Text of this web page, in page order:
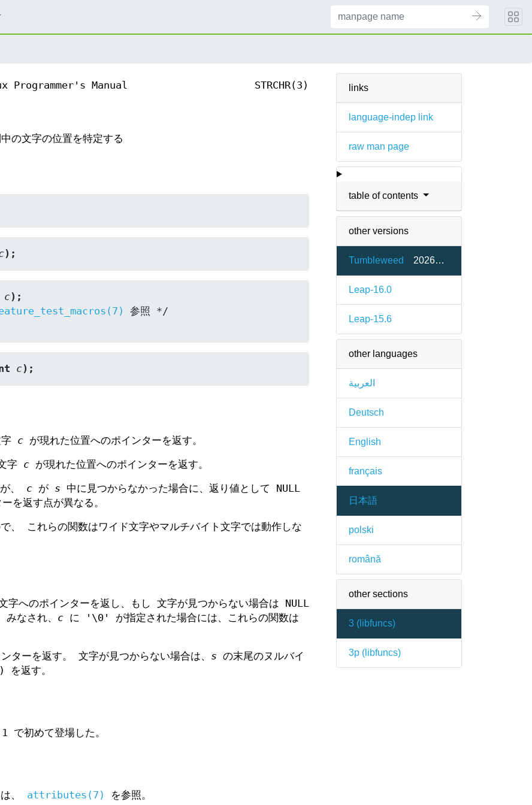
links
language-indep link
raw man page
table of contents
other versions
Tumbleweed 20260515-2.1
Leap-16.0
Leap-15.6
other languages
العربية
Deutsch
English
français
日本語
polski
română
other sections
3 ( libfuncs)
3p ( libfuncs)
Programmer's Manual STRCHR(3)
字の位置を特定する
);
c);
c);
c が現れた位置へのポインターを返す。
字 c が現れた位置へのポインターを返す。
、 c が s 中に見つからなかった場合に、返り値として NULL
を返す点が異なる。
、 これらの関数はワイド文字やマルチバイト文字では動作しな
字へのポインターを返し、もし 文字が見つからない場合は NULL
なされ、 c に '\0' が指定された場合には、これらの関数は
ターを返す。 文字が見つからない場合は、 s の末尾のヌルバイ
) を返す。
初めて登場した。
、 attributes(7) を参照。